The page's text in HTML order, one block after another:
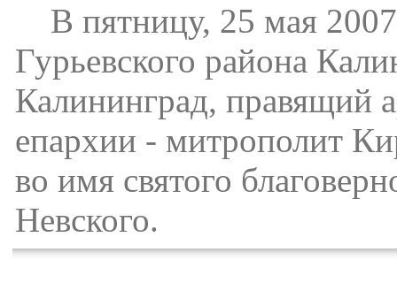
В пятницу, 25 мая 2007
Гурьевского района
Калининград, правящий
епархии - митрополит
во имя святого
Невского.